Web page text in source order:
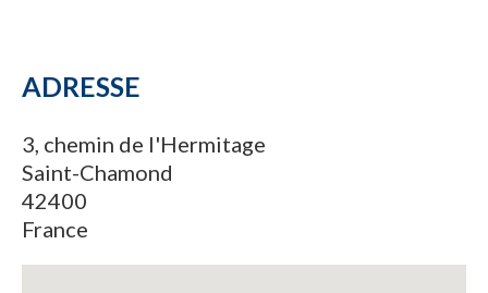
ADRESSE
3, chemin de l'Hermitage
Saint-Chamond
42400
France